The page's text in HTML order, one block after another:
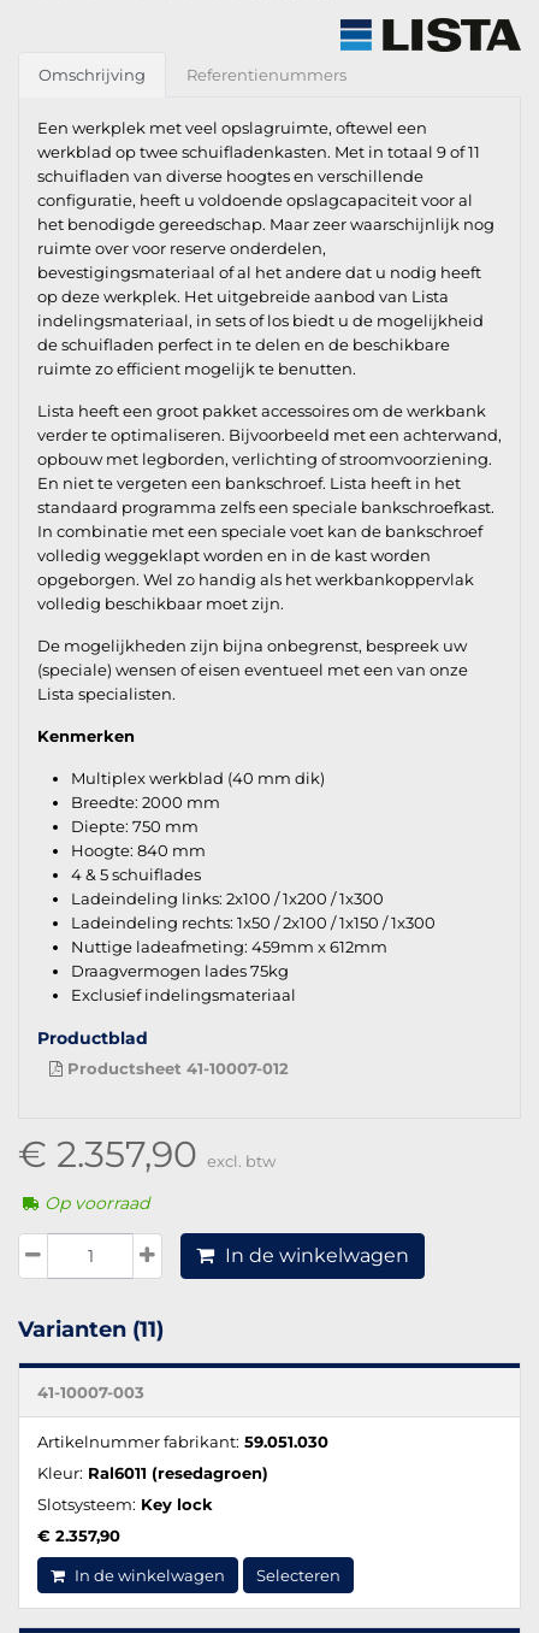
Omschrijving Referentienummers
Een werkplek met veel opslagruimte, oftewel een
werkblad op twee schuifladenkasten. Met in totaal 9 of 11
schuifladen van diverse hoogtes en verschillende
configuratie, heeft u voldoende opslagcapaciteit voor al
het benodigde gereedschap. Maar zeer waarschijnlijk nog
ruimte over voor reserve onderdelen,
bevestigingsmateriaal of al het andere dat u nodig heeft
op deze werkplek. Het uitgebreide aanbod van Lista
indelingsmateriaal, in sets of los biedt u de mogelijkheid
de schuifladen perfect in te delen en de beschikbare
ruimte zo efficient mogelijk te benutten.
Lista heeft een groot pakket accessoires om de werkbank
verder te optimaliseren. Bijvoorbeeld met een achterwand,
opbouw met legborden, verlichting of stroomvoorziening.
En niet te vergeten een bankschroef. Lista heeft in het
standaard programma zelfs een speciale bankschroefkast.
In combinatie met een speciale voet kan de bankschroef
volledig weggeklapt worden en in de kast worden
opgeborgen. Wel zo handig als het werkbankoppervlak
volledig beschikbaar moet zijn.
De mogelijkheden zijn bijna onbegrenst, bespreek uw
(speciale) wensen of eisen eventueel met een van onze
Lista specialisten.
Kenmerken
Multiplex werkblad (40 mm dik)
Breedte: 2000 mm
Diepte: 750 mm
Hoogte: 840 mm
4 & 5 schuiflades
Ladeindeling links: 2x100 / 1x200 / 1x300
Ladeindeling rechts: 1x50 / 2x100 / 1x150 / 1x300
Nuttige ladeafmeting: 459mm x 612mm
Draagvermogen lades 75kg
Exclusief indelingsmateriaal
Productblad
Productsheet 41-10007-012
€ 2.357,90 excl. btw
Op voorraad
In de winkelwagen
Varianten (11)
41-10007-003
Artikelnummer fabrikant: 59.051.030
Kleur: Ral6011 (resedagroen)
Slotsysteem: Key lock
€ 2.357,90
In de winkelwagen Selecteren